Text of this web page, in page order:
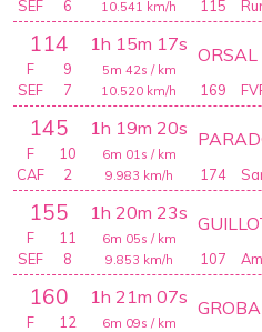
115
10.541 km/h
SEF
6
114 1h 15m 17s
169
5m 42s / km
10.520 km/h
F
9
SEF
7
145 1h 19m 20s
174
6m 01s / km
9.983 km/h
F
10
CAF
2
155 1h 20m 23s
107
6m 05s / km
9.853 km/h
F
11
SEF
8
160 1h 21m 07s
6m 09s / km
F
12